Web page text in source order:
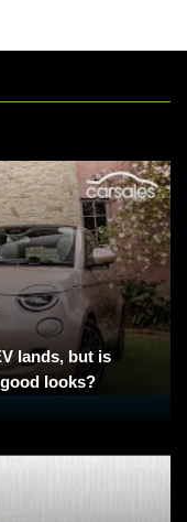
lands, but is
looks?